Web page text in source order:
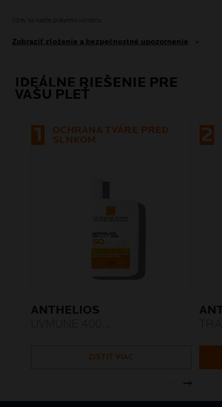
Vždy sa riaďte pokynmi výrobcu
Zobraziť zloženie a bezpečnostné upozornenie
IDEÁLNE RIEŠENIE PRE
VAŠU PLEŤ
1
OCHRANA TVÁRE PRED
SLNKOM
ANTHELIOS
UVMUNE 400
50+ BEZ PARFUMÁCIE
ZISTIŤ VIAC
2